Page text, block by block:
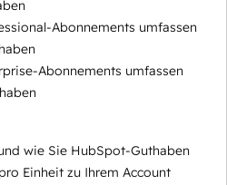
Abonnements umfassen
Abonnements umfassen
wie Sie HubSpot-Guthaben
Einheit zu Ihrem Account